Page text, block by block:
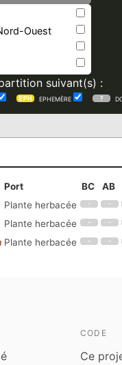
Ouest
suivant(s) :
EPHEMÈRE
Port BC
AB
Plante herbacée
Plante herbacée
Plante herbacée
CODE
Ce